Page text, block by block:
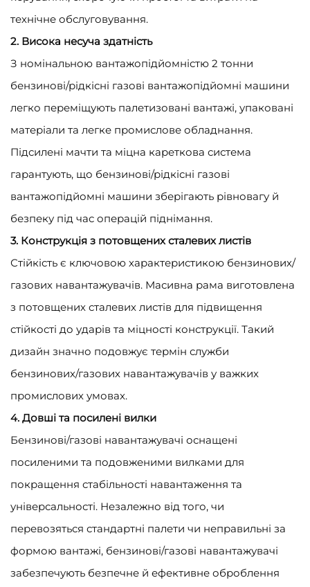
технічне обслуговування.
2. Висока несуча здатність
З номінальною вантажопідйомністю 2 тонни
бензинові/рідкісні газові вантажопідйомні машини
легко переміщують палетизовані вантажі, упаковані
матеріали та легке промислове обладнання.
Підсилені мачти та міцна кареткова система
гарантують, що бензинові/рідкісні газові
вантажопідйомні машини зберігають рівновагу й
безпеку під час операцій піднімання.
3. Конструкція з потовщених сталевих листів
Стійкість є ключовою характеристикою бензинових/
газових навантажувачів. Масивна рама виготовлена
з потовщених сталевих листів для підвищення
стійкості до ударів та міцності конструкції. Такий
дизайн значно подовжує термін служби
бензинових/газових навантажувачів у важких
промислових умовах.
4. Довші та посилені вилки
Бензинові/газові навантажувачі оснащені
посиленими та подовженими вилками для
покращення стабільності навантаження та
універсальності. Незалежно від того, чи
перевозяться стандартні палети чи неправильні за
формою вантажі, бензинові/газові навантажувачі
забезпечують безпечне й ефективне оброблення